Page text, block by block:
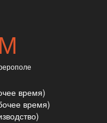
время)
время)